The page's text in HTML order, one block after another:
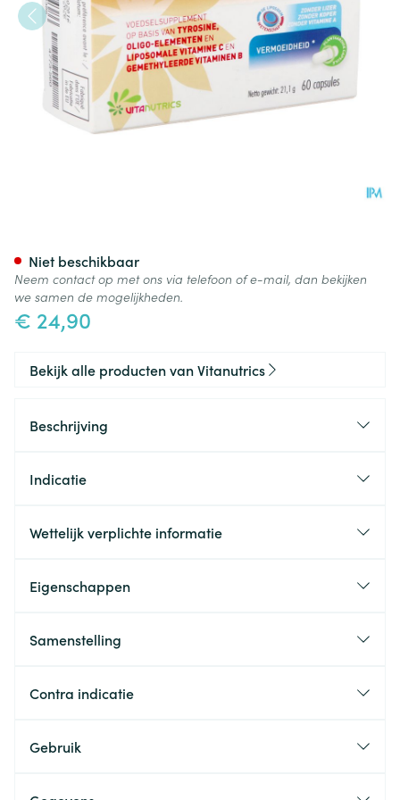
€ 24,90
Niet beschikbaar
Neem contact op met ons via telefoon of e-mail, dan bekijken
we samen de mogelijkheden.
Bekijk alle producten van Vitanutrics
Beschrijving
Indicatie
Wettelijk verplichte informatie
Eigenschappen
Samenstelling
Contra indicatie
Gebruik